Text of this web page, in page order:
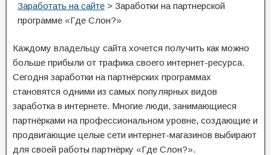
Заработать на сайте > Заработки на партнерской
программе «Где Слон?»
Каждому владельцу сайта хочется получить как можно
больше прибыли от трафика своего интернет-ресурса.
Сегодня заработки на партнёрских программах
становятся одними из самых популярных видов
заработка в интернете. Многие люди, занимающиеся
партнёрками на профессиональном уровне, создающие и
продвигающие целые сети интернет-магазинов выбирают
для своей работы партнёрку «Где Слон?».